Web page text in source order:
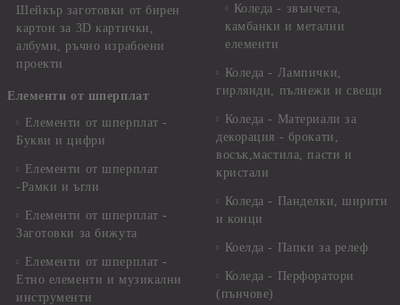
Шейкър заготовки от бирен
картон за 3D картички,
албуми, ръчно израбоени
проекти
Елементи от шперплат
Елементи от шперплат -
Букви и цифри
Елементи от шперплат
-Рамки и ъгли
Елементи от шперплат -
Заготовки за бижута
Елементи от шперплат -
Етно елементи и музикални
инструменти
Коледа - звънчета,
камбанки и метални
елементи
Коледа - Лампички,
гирлянди, пълнежи и свещи
Коледа - Материали за
декорация - брокати,
восък,мастила, пасти и
кристали
Коледа - Панделки, ширити
и конци
Коелда - Папки за релеф
Коледа - Перфоратори
(пънчове)